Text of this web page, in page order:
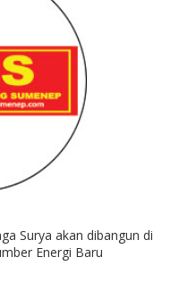
Surya akan dibangun di
Energi Baru